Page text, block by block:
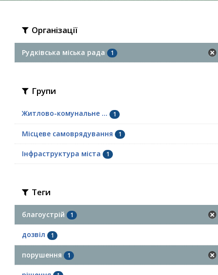
Організації
Рудківська міська рада 1
Групи
Житлово-комунальне ... 1
Місцеве самоврядування 1
Інфраструктура міста 1
Теги
благоустрій 1
дозвіл 1
порушення 1